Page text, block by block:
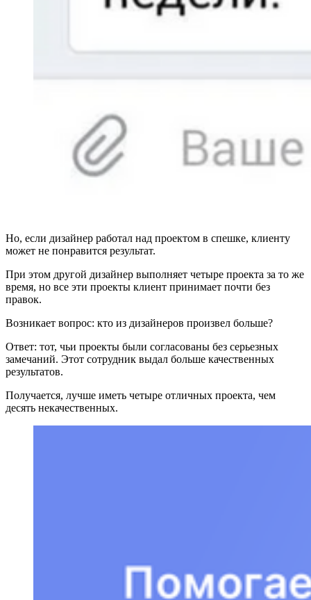
Но, если дизайнер работал над проектом в спешке, клиенту
может не понравится результат.
При этом другой дизайнер выполняет четыре проекта за то же
время, но все эти проекты клиент принимает почти без
правок.
Возникает вопрос: кто из дизайнеров произвел больше?
Ответ: тот, чьи проекты были согласованы без серьезных
замечаний. Этот сотрудник выдал больше качественных
результатов.
Получается, лучше иметь четыре отличных проекта, чем
десять некачественных.